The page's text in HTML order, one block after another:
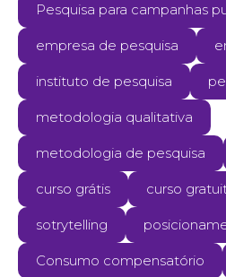
Pesquisa para campanhas
empresa de pesquisa
instituto de pesquisa
metodologia qualitativa
metodologia de pesquisa
curso grátis curso
sotrytelling
Consumo compensatório